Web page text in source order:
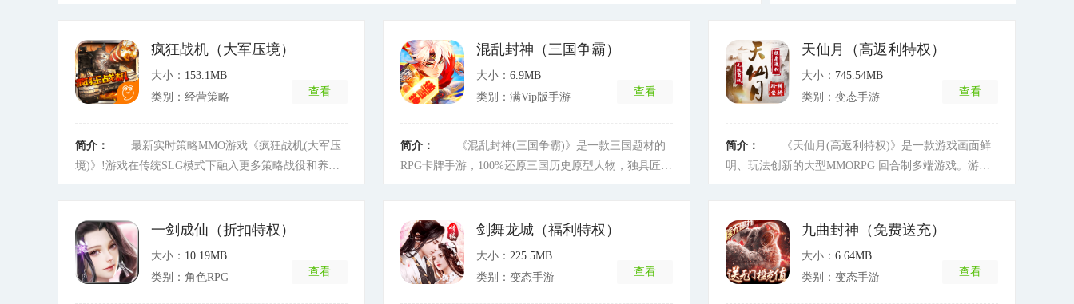
疯狂战机（大军压境）
大小： 153.1MB
类别：经营策略
查看
简介：
最新实时策略MMO游戏《疯狂战机(大军压
境)》!游戏在传统SLG模式下融入更多策略战役和养成
计千谋，我等兄弟，终教百人大盟沦陷!在这里以寡敌
众，避其锋芒，四面游击，百人拖垮千人大盟!占城玩
法，这就是证明你实力的时刻，你将成为这个时代的霸
主!大型多人战争策略游戏，《疯狂战机(大军压境)》将
混乱封神（三国争霸）
大小： 6.9MB
类别：满Vip版手游
查看
简介：
《混乱封神(三国争霸)》是一款三国题材的
RPG卡牌手游，100%还原三国历史原型人物，独具匠心
戏里重归三国热血的英雄世界。丰富的武将选择搭配，
丰富的装备穿戴组合，运用你的想法搭配出最强的组
合，谱写属于你的传奇篇章!
天仙月（高返利特权）
大小： 745.54MB
类别：变态手游
查看
简介：
《天仙月(高返利特权)》是一款游戏画面鲜
明、玩法创新的大型MMORPG 回合制多端游戏。游戏
战斗模式，配以多样的角色技能、丰富的玩法与活动和
良好的互动环境，游戏以交友为主题，能够引导玩家以
积极向上、乐观健康的态度进行游戏，共同营造一个和
谐向上的游戏社会环境，给玩家不一样的流畅体验。
一剑成仙（折扣特权）
大小： 10.19MB
类别：角色RPG
查看
剑舞龙城（福利特权）
大小： 225.5MB
类别：变态手游
查看
九曲封神（免费送充）
大小： 6.64MB
类别：变态手游
查看